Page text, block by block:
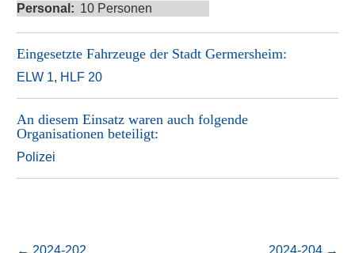
Personal: 10 Personen
Eingesetzte Fahrzeuge der Stadt Germersheim:
ELW 1, HLF 20
An diesem Einsatz waren auch folgende
Organisationen beteiligt:
Polizei
← 2024-202 2024-204 →